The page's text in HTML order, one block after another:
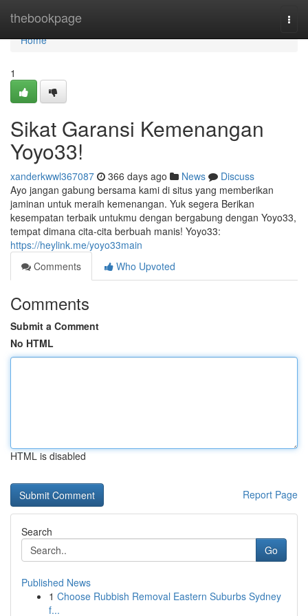
thebookpage
Home
Home
1
Sikat Garansi Kemenangan
Yoyo33!
xanderkwwl367087 366 days ago News
Discuss
Ayo jangan gabung bersama kami di situs yang memberikan
jaminan untuk meraih kemenangan. Yuk segera Berikan
kesempatan terbaik untukmu dengan bergabung dengan Yoyo33,
tempat dimana cita-cita berbuah manis! Yoyo33:
https://heylink.me/yoyo33main
Comments
Who Upvoted
Comments
Submit a Comment
No HTML
HTML is disabled
Report Page
Search
Go
Published News
1 Choose Rubbish Removal Eastern Suburbs Sydney
f...